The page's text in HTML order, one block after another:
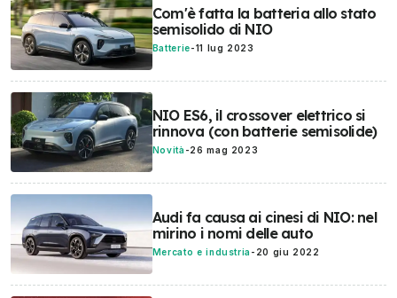
Com'è fatta la batteria allo stato
semisolido di NIO
Batterie-11 lug 2023
NIO ES6, il crossover elettrico si
rinnova (con batterie semisolide)
Novità -26 mag 2023
Audi fa causa ai cinesi di NIO: nel
mirino i nomi delle auto
Mercato e industria - 20 giu 2022